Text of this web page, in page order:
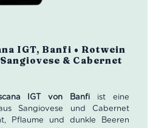
IGT, Banfi • Rotwein
& Cabernet
IGT von Banfi ist eine
Sangiovese und Cabernet
Pflaume und dunkle Beeren